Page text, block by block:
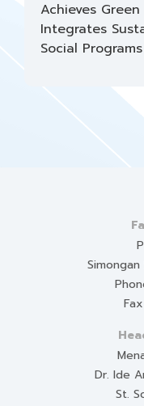
Achieves Green
Integrates
Social Programs
Simongan
Dr. Ide
St.